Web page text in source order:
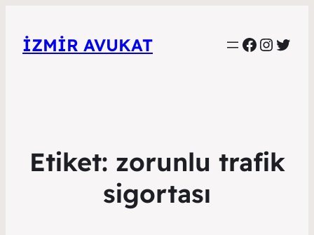
İZMIR AVUKAT
Etiket: zorunlu trafik
sigortası